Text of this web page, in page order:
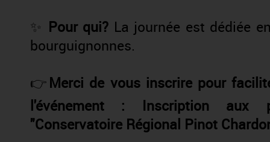
✨ Pour qui? La journée est dédiée
bourguignonnes.
👉Merci de vous inscrire pour
l'événement :
Inscription aux
"Conservatoire Régional Pinot